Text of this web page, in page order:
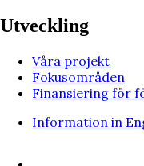
Utveckling
Våra projekt
Fokusområden
Finansiering för
Information in